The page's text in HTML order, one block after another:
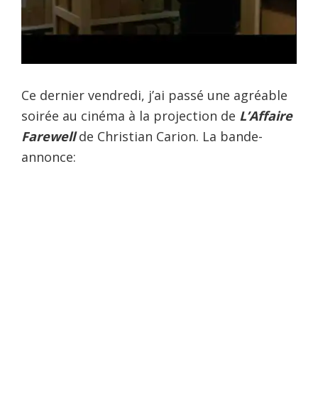
Ce dernier vendredi, j’ai passé une agréable
soirée au cinéma à la projection de L’Affaire
Farewellde Christian Carion. La bande-
annonce: